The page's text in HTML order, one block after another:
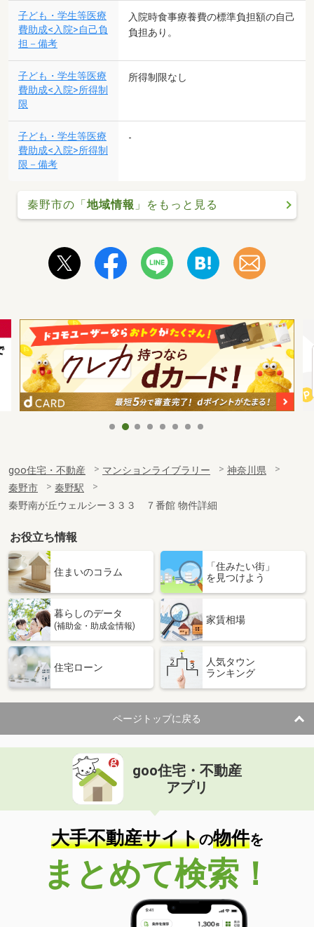
子ども・学生等医療
費助成<入院>自己負
担－備考
入院時食事療養費の標準負担額の自己
負担あり。
子ども・学生等医療
費助成<入院>所得制
限
所得制限なし
子ども・学生等医療
費助成<入院>所得制
限－備考
-
秦野市の「地域情報 」をもっと見る
goo住宅・不動産 マンションライブラリー
神奈川県
秦野市
秦野駅
秦野南が丘ウェルシー３３３ ７番館 物件詳細
お役立ち情報
住まいのコラム
「住みたい街」
を見つけよう
暮らしのデータ
(補助金・助成金情報)
家賃相場
住宅ローン
人気タウン
ランキング
ページトップに戻る
goo住宅・不動産
アプリ
大手不動産サイトの物件を
まとめて検索！